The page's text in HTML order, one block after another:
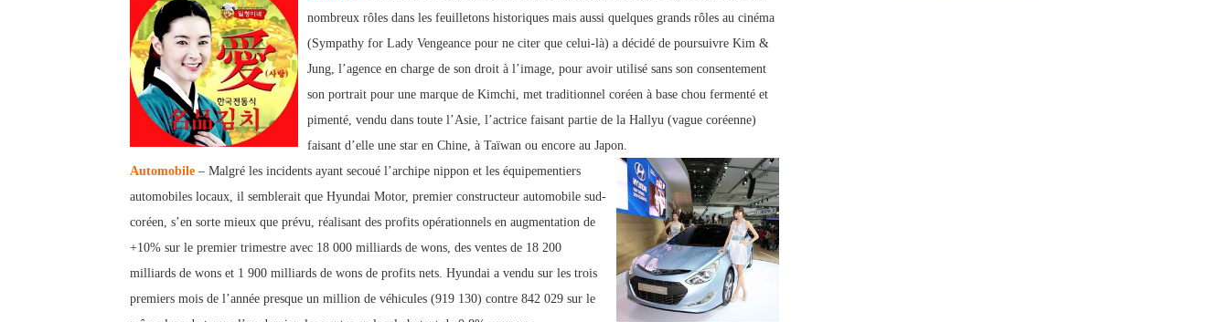
nombreux rôles dans les feuilletons historiques mais aussi quelques grands rôles au cinéma
(Sympathy for Lady Vengeance pour ne citer que celui-là) a décidé de poursuivre Kim &
Jung, l’agence en charge de son droit à l’image, pour avoir utilisé sans son consentement
son portrait pour une marque de Kimchi, met traditionnel coréen à base chou fermenté et
pimenté, vendu dans toute l’Asie, l’actrice faisant partie de la Hallyu (vague coréenne)
faisant d’elle une star en Chine, à Taïwan ou encore au Japon.
Automobile – Malgré les incidents ayant secoué l’archipe nippon et les équipementiers
automobiles locaux, il semblerait que Hyundai Motor, premier constructeur automobile sud-
coréen, s’en sorte mieux que prévu, réalisant des profits opérationnels en augmentation de
+10% sur le premier trimestre avec 18 000 milliards de wons, des ventes de 18 200
milliards de wons et 1 900 milliards de wons de profits nets. Hyundai a vendu sur les trois
premiers mois de l’année presque un million de véhicules (919 130) contre 842 029 sur le